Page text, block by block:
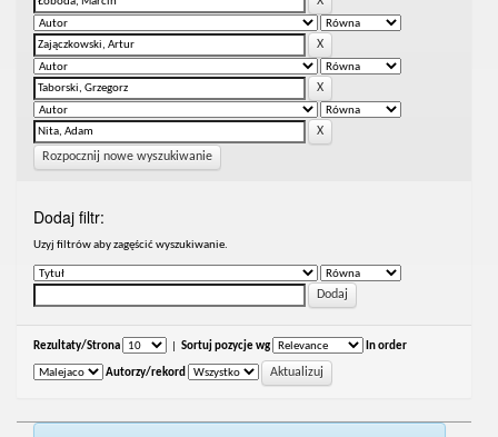
Rozpocznij nowe wyszukiwanie
Dodaj filtr:
Uzyj filtrów aby zagęścić wyszukiwanie.
Rezultaty/Strona Sortuj pozycje wg In order
Autorzy/rekord